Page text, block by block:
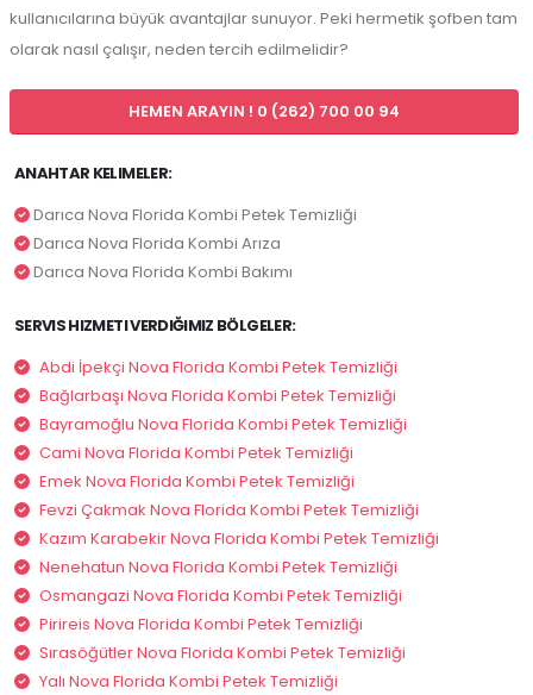
kullanıcılarına büyük avantajlar sunuyor. Peki hermetik şofben tam
olarak nasıl çalışır, neden tercih edilmelidir?
HEMEN ARAYIN ! 0 (262) 700 00 94
ANAHTAR KELIMELER:
Darıca Nova Florida Kombi Petek Temizliği
Darıca Nova Florida Kombi Arıza
Darıca Nova Florida Kombi Bakımı
SERVIS HIZMETI VERDIĞIMIZ BÖLGELER:
Abdi İpekçi Nova Florida Kombi Petek Temizliği
Bağlarbaşı Nova Florida Kombi Petek Temizliği
Bayramoğlu Nova Florida Kombi Petek Temizliği
Cami Nova Florida Kombi Petek Temizliği
Emek Nova Florida Kombi Petek Temizliği
Fevzi Çakmak Nova Florida Kombi Petek Temizliği
Kazım Karabekir Nova Florida Kombi Petek Temizliği
Nenehatun Nova Florida Kombi Petek Temizliği
Osmangazi Nova Florida Kombi Petek Temizliği
Pirireis Nova Florida Kombi Petek Temizliği
Sırasöğütler Nova Florida Kombi Petek Temizliği
Yalı Nova Florida Kombi Petek Temizliği